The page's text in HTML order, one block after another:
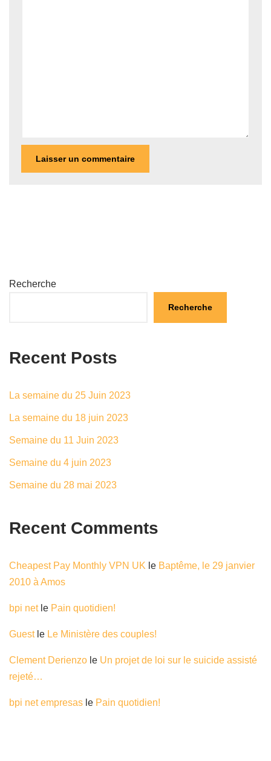
Recherche
Recherche
Recent Posts
La semaine du 25 Juin 2023
La semaine du 18 juin 2023
Semaine du 11 Juin 2023
Semaine du 4 juin 2023
Semaine du 28 mai 2023
Recent Comments
Cheapest Pay Monthly VPN UK le Baptême, le 29 janvier
2010 à Amos
bpi netle Pain quotidien!
Guestle Le Ministère des couples!
Clement Derienzo le Un projet de loi sur le suicide assisté
rejeté…
bpi net empresas le Pain quotidien!